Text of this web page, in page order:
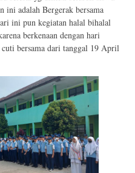
ini adalah Bergerak bersama
ini pun kegiatan halal bihalal
berkenaan dengan hari
bersama dari tanggal 19 April